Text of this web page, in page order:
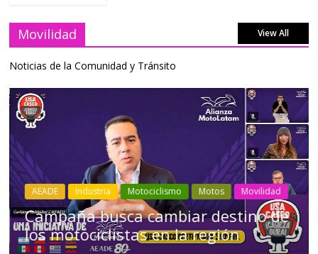
Movilidad View All
Noticias de la Comunidad y Tránsito
Industria Movilidad Transporte Varios
Choferes profesionales mantienen a
Ecuador en movimiento